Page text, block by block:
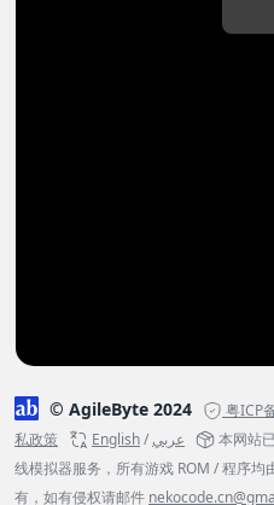
© AgileByte 2024 粤ICP
私政策
English/عربي 本网站
线模拟器服务，所有游戏 ROM / 程序
有，如有侵权请邮件